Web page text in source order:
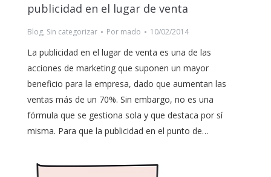
publicidad en el lugar de venta
Blog, Sin categorizar Por mado 10/02/2014
La publicidad en el lugar de venta es una de las
acciones de marketing que suponen un mayor
beneficio para la empresa, dado que aumentan las
ventas más de un 70%. Sin embargo, no es una
fórmula que se gestiona sola y que destaca por sí
misma. Para que la publicidad en el punto de…